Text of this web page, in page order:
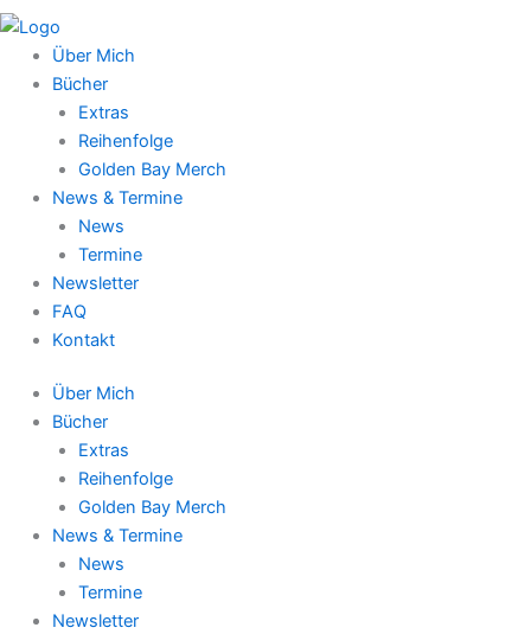
Über Mich
Bücher
Extras
Reihenfolge
Golden Bay Merch
News & Termine
News
Termine
Newsletter
FAQ
Kontakt
Über Mich
Bücher
Extras
Reihenfolge
Golden Bay Merch
News & Termine
News
Termine
Newsletter